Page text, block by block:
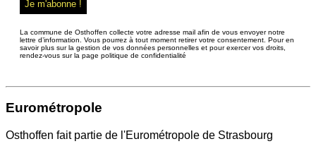
La commune de Osthoffen collecte votre adresse mail afin de vous envoyer notre
lettre d’information. Vous pourrez à tout moment retirer votre consentement. Pour en
savoir plus sur la gestion de vos données personnelles et pour exercer vos droits,
rendez-vous sur la page politique de confidentialité
Eurométropole
Osthoffen fait partie de l'Eurométropole de Strasbourg